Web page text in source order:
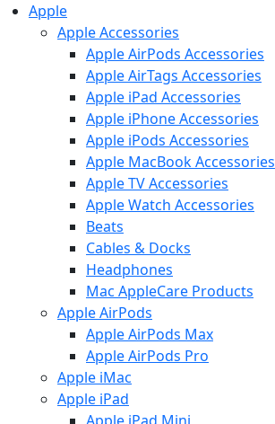
Apple
Apple Accessories
Apple AirPods Accessories
Apple AirTags Accessories
Apple iPad Accessories
Apple iPhone Accessories
Apple iPods Accessories
Apple MacBook Accessories
Apple TV Accessories
Apple Watch Accessories
Beats
Cables & Docks
Headphones
Mac AppleCare Products
Apple AirPods
Apple AirPods Max
Apple AirPods Pro
Apple iMac
Apple iPad